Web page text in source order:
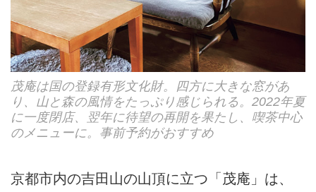
茂庵は国の登録有形文化財。四方に大きな窓があ
り、山と森の風情をたっぷり感じられる。2022年夏
に一度閉店、翌年に待望の再開を果たし、喫茶中心
のメニューに。事前予約がおすすめ
京都市内の吉田山の山頂に立つ「茂庵」は、